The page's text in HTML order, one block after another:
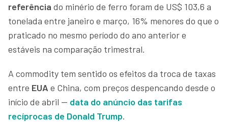
referência do minério de ferro foram de US$ 103,6 a
tonelada entre janeiro e março, 16% menores do que o
praticado no mesmo período do ano anterior e
estáveis na comparação trimestral.
A commodity tem sentido os efeitos da troca de taxas
entre EUA e China, com preços despencando desde o
início de abril — data do anúncio das tarifas
recíprocas de Donald Trump.